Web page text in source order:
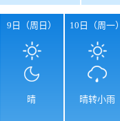
9日（周日）
晴
10日（周一）
晴转小雨